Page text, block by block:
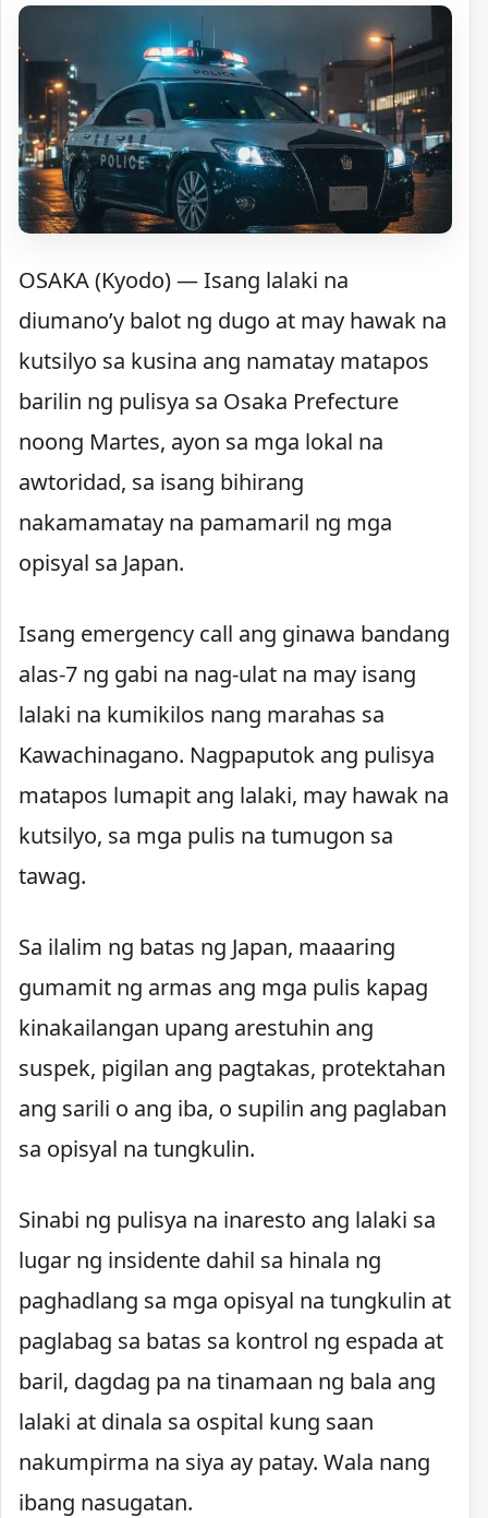
OSAKA (Kyodo) — Isang lalaki na
diumano’y balot ng dugo at may hawak na
kutsilyo sa kusina ang namatay matapos
barilin ng pulisya sa Osaka Prefecture
noong Martes, ayon sa mga lokal na
awtoridad, sa isang bihirang
nakamamatay na pamamaril ng mga
opisyal sa Japan.
Isang emergency call ang ginawa bandang
alas-7 ng gabi na nag-ulat na may isang
lalaki na kumikilos nang marahas sa
Kawachinagano. Nagpaputok ang pulisya
matapos lumapit ang lalaki, may hawak na
kutsilyo, sa mga pulis na tumugon sa
tawag.
Sa ilalim ng batas ng Japan, maaaring
gumamit ng armas ang mga pulis kapag
kinakailangan upang arestuhin ang
suspek, pigilan ang pagtakas, protektahan
ang sarili o ang iba, o supilin ang paglaban
sa opisyal na tungkulin.
Sinabi ng pulisya na inaresto ang lalaki sa
lugar ng insidente dahil sa hinala ng
paghadlang sa mga opisyal na tungkulin at
paglabag sa batas sa kontrol ng espada at
baril, dagdag pa na tinamaan ng bala ang
lalaki at dinala sa ospital kung saan
nakumpirma na siya ay patay. Wala nang
ibang nasugatan.